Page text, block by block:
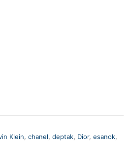
Klein, chanel, deptak, Dior, esanok,